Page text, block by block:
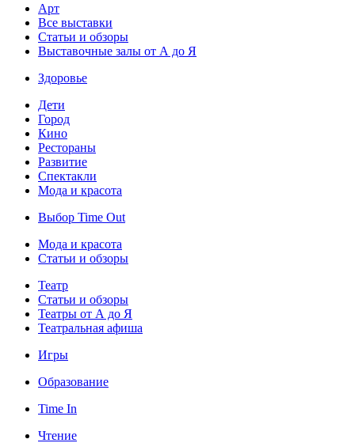
Арт
Все выставки
Статьи и обзоры
Выставочные залы от А до Я
Здоровье
Дети
Город
Кино
Рестораны
Развитие
Спектакли
Мода и красота
Выбор Time Out
Мода и красота
Статьи и обзоры
Театр
Статьи и обзоры
Театры от А до Я
Театральная афиша
Игры
Образование
Time In
Чтение